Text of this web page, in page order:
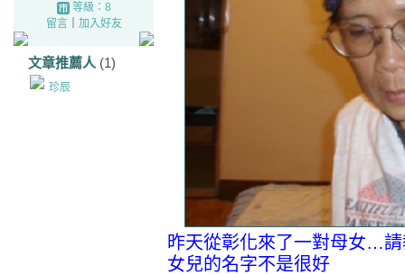
等級：8
留言｜ 加入好友
文章推薦人 (1)
珍辰
昨天從彰化來了一對母女…
女兒的名字不是很好